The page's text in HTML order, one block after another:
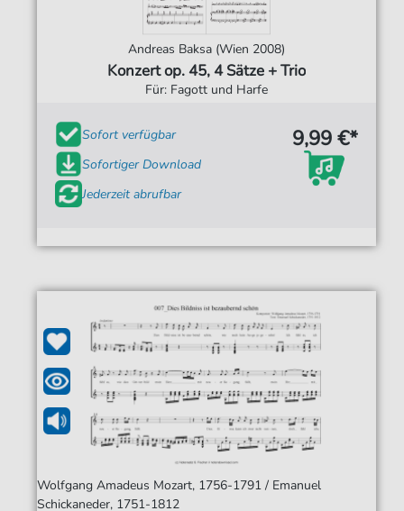
Andreas Baksa (Wien 2008)
Konzert op. 45, 4 Sätze + Trio
Für: Fagott und Harfe
Sofort verfügbar
Sofortiger Download
Jederzeit abrufbar
9,99 €*
Wolfgang Amadeus Mozart, 1756-1791 / Emanuel
Schickaneder, 1751-1812